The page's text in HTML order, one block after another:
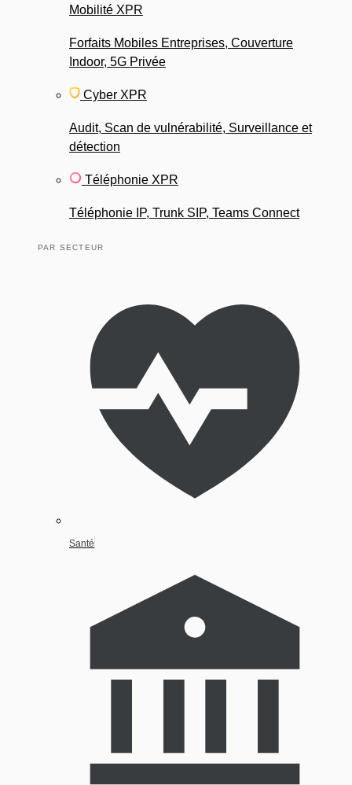
Mobilité XPR
Forfaits Mobiles Entreprises, Couverture
Indoor, 5G Privée
Cyber XPR
Audit, Scan de vulnérabilité, Surveillance et
détection
Téléphonie XPR
Téléphonie IP, Trunk SIP, Teams Connect
PAR SECTEUR
Santé